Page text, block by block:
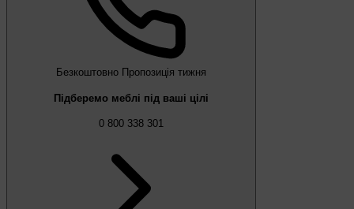
Безкоштовно Пропозиція тижня
Підберемо меблі під ваші цілі
0 800 338 301